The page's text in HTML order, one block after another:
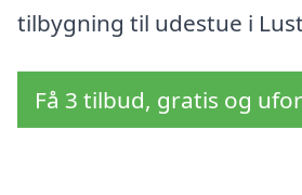
tilbygning til udestue i
Få 3 tilbud, gratis og